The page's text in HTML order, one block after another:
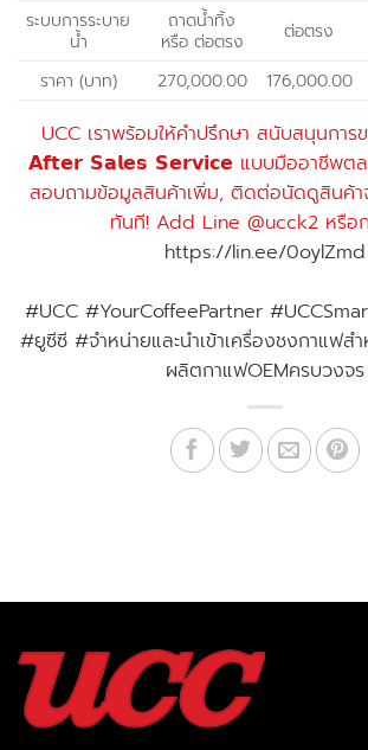
ระบบการระบาย
น้ำ
ถาดน้ำทิ้ง
หรือ ต่อตรง
ต่อตรง
ราคา (บาท)
270,000.00 176,000.00
UCC เราพร้อมให้คำปรึกษา สนับสนุนกา
𝗔𝗳𝘁𝗲𝗿 𝗦𝗮𝗹𝗲𝘀 𝗦𝗲𝗿𝘃𝗶𝗰𝗲 แบบมืออาชีพตล
สอบถามข้อมูลสินค้าเพิ่ม, ติดต่อนัดดูสินค้า
ทันที! Add Line @ucck2 หรือ
https://lin.ee/0oylZmd
#UCC #YourCoffeePartner
#ยูซีซี #จำหน่ายและนำเข้าเครื่องชงกาแฟส
ผลิตกาแฟOEMครบวงจร